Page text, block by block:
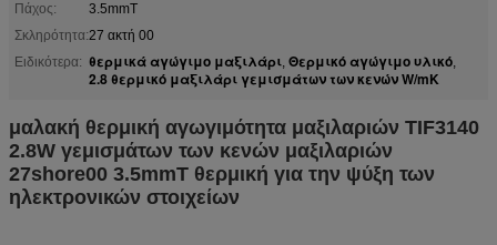
Πάχος:
3.5mmT
Σκληρότητα:27 ακτή 00
Ειδικότερα: θερμικά αγώγιμο μαξιλάρι, Θερμικό αγώγιμο υλικό,
2.8 θερμικό μαξιλάρι γεμισμάτων των κενών W/mK
μαλακή θερμική αγωγιμότητα μαξιλαριών TIF3140
2.8W γεμισμάτων των κενών μαξιλαριών
27shore00 3.5mmT θερμική για την ψύξη των
ηλεκτρονικών στοιχείων